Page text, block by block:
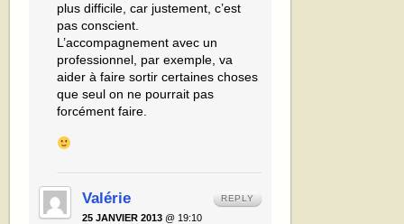
plus difficile, car justement, c’est
pas conscient.
L’accompagnement avec un
professionnel, par exemple, va
aider à faire sortir certaines choses
que seul on ne pourrait pas
forcément faire.
Valérie
25 JANVIER 2013 @ 19:10
REPLY